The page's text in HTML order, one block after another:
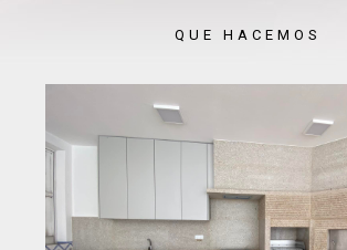
QUE HACEMOS